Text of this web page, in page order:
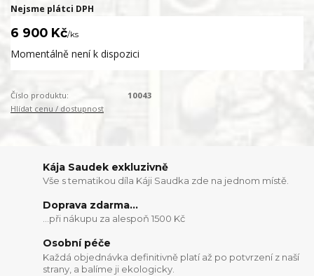
Nejsme plátci DPH
6 900 Kč/ks
Momentálně není k dispozici
Číslo produktu:
10043
Hlídat cenu / dostupnost
Kája Saudek exkluzivně
Vše s tematikou díla Káji Saudka zde na jednom místě.
Doprava zdarma...
...při nákupu za alespoň 1500 Kč
Osobní péče
Každá objednávka definitivně platí až po potvrzení z naší
strany, a balíme ji ekologicky.